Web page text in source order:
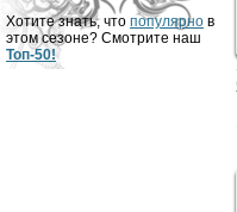
Хотите знать, что популярно в
этом сезоне? Смотрите наш
Топ-50!